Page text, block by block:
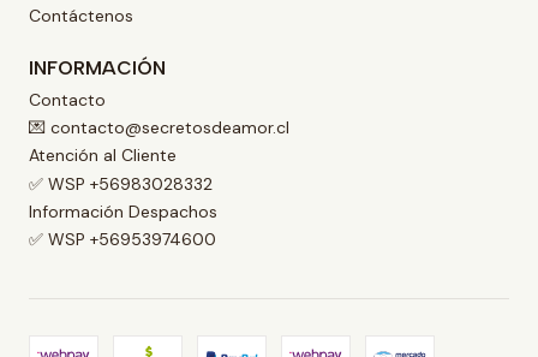
Contáctenos
INFORMACIÓN
Contacto
💌 contacto@secretosdeamor.cl
Atención al Cliente
✅ WSP +56983028332
Información Despachos
✅ WSP +56953974600